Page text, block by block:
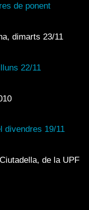
de ponent
dimarts 23/11
22/11
divendres 19/11
de la UPF